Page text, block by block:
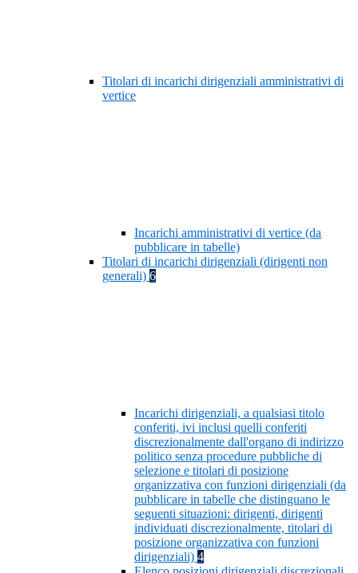
Titolari di incarichi dirigenziali amministrativi di
vertice
Incarichi amministrativi di vertice (da
pubblicare in tabelle)
Titolari di incarichi dirigenziali (dirigenti non
generali) 6
Incarichi dirigenziali, a qualsiasi titolo
conferiti, ivi inclusi quelli conferiti
discrezionalmente dall'organo di indirizzo
politico senza procedure pubbliche di
selezione e titolari di posizione
organizzativa con funzioni dirigenziali (da
pubblicare in tabelle che distinguano le
seguenti situazioni: dirigenti, dirigenti
individuati discrezionalmente, titolari di
posizione organizzativa con funzioni
dirigenziali) 4